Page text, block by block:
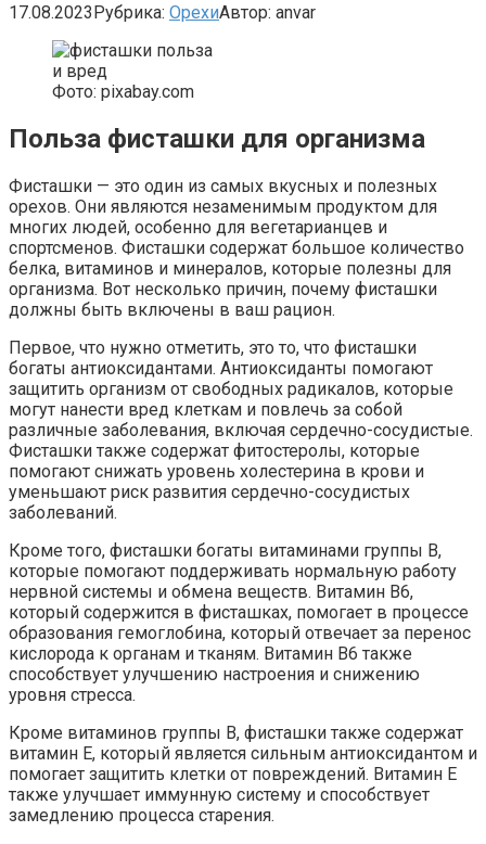
17.08.2023Рубрика: ОрехиАвтор: anvar
Фото: pixabay.com
Польза фисташки для организма
Фисташки — это один из самых вкусных и полезных
орехов. Они являются незаменимым продуктом для
многих людей, особенно для вегетарианцев и
спортсменов. Фисташки содержат большое количество
белка, витаминов и минералов, которые полезны для
организма. Вот несколько причин, почему фисташки
должны быть включены в ваш рацион.
Первое, что нужно отметить, это то, что фисташки
богаты антиоксидантами. Антиоксиданты помогают
защитить организм от свободных радикалов, которые
могут нанести вред клеткам и повлечь за собой
различные заболевания, включая сердечно-сосудистые.
Фисташки также содержат фитостеролы, которые
помогают снижать уровень холестерина в крови и
уменьшают риск развития сердечно-сосудистых
заболеваний.
Кроме того, фисташки богаты витаминами группы В,
которые помогают поддерживать нормальную работу
нервной системы и обмена веществ. Витамин В6,
который содержится в фисташках, помогает в процессе
образования гемоглобина, который отвечает за перенос
кислорода к органам и тканям. Витамин В6 также
способствует улучшению настроения и снижению
уровня стресса.
Кроме витаминов группы В, фисташки также содержат
витамин Е, который является сильным антиоксидантом и
помогает защитить клетки от повреждений. Витамин Е
также улучшает иммунную систему и способствует
замедлению процесса старения.